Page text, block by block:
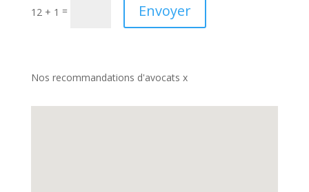
12 + 1 = Envoyer
Nos recommandations d'avocats x